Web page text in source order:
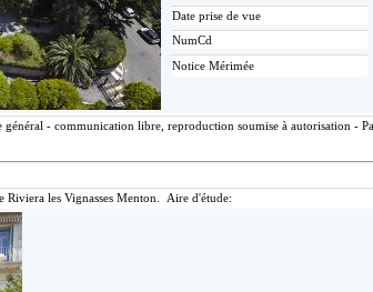
Date prise de vue
NumCd
Notice Mérimée
- communication libre, reproduction soumise à autorisation -
les Vignasses Menton. Aire d'étude: